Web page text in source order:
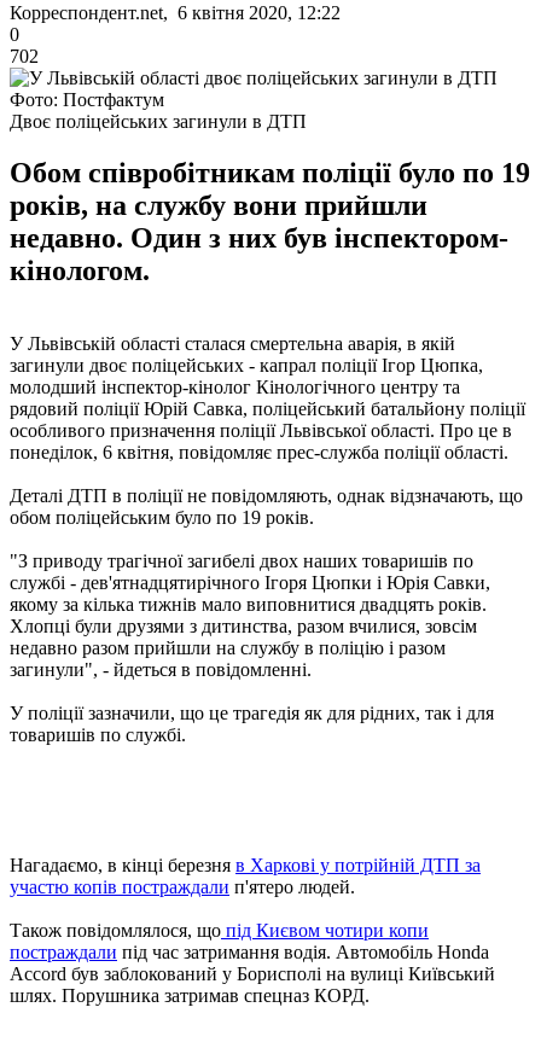
Корреспондент.net, 6 квітня 2020, 12:22
0
702
Фото: Постфактум
Двоє поліцейських загинули в ДТП
Обом співробітникам поліції було по 19
років, на службу вони прийшли
недавно. Один з них був інспектором-
кінологом.
У Львівській області сталася смертельна аварія, в якій
загинули двоє поліцейських - капрал поліції Ігор Цюпка,
молодший інспектор-кінолог Кінологічного центру та
рядовий поліції Юрій Савка, поліцейський батальйону поліції
особливого призначення поліції Львівської області. Про це в
понеділок, 6 квітня, повідомляє прес-служба поліції області.
Деталі ДТП в поліції не повідомляють, однак відзначають, що
обом поліцейським було по 19 років.
"З приводу трагічної загибелі двох наших товаришів по
службі - дев'ятнадцятирічного Ігоря Цюпки і Юрія Савки,
якому за кілька тижнів мало виповнитися двадцять років.
Хлопці були друзями з дитинства, разом вчилися, зовсім
недавно разом прийшли на службу в поліцію і разом
загинули", - йдеться в повідомленні.
У поліції зазначили, що це трагедія як для рідних, так і для
товаришів по службі.
Нагадаємо, в кінці березня в Харкові у потрійній ДТП за
участю копів постраждали п'ятеро людей.
Також повідомлялося, що під Києвом чотири копи
постраждали під час затримання водія. Автомобіль Honda
Accord був заблокований у Борисполі на вулиці Київський
шлях. Порушника затримав спецназ КОРД.